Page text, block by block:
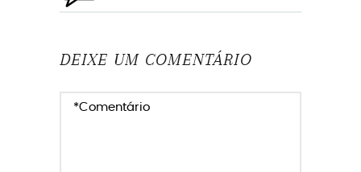
DEIXE UM COMENTÁRIO